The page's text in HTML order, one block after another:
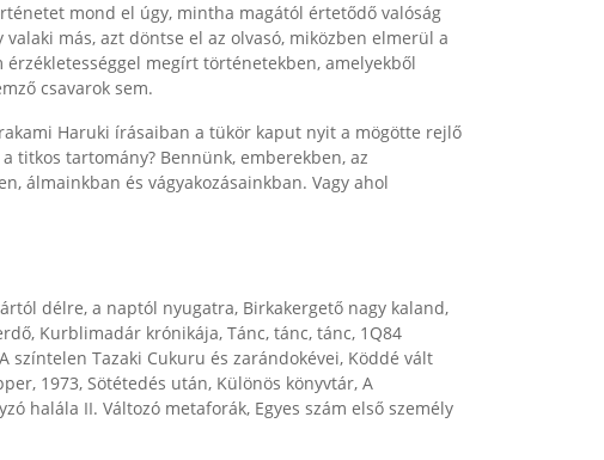
mond el úgy, mintha magától értetődő valóság
más, azt döntse el az olvasó, miközben elmerül a
megírt történetekben, amelyekből
csavarok sem.
Haruki írásaiban a tükör kaput nyit a mögötte rejlő
titkos tartomány? Bennünk, emberekben, az
álmainkban és vágyakozásainkban. Vagy ahol
délre, a naptól nyugatra, Birkakergető nagy kaland,
Kurblimadár krónikája, Tánc, tánc, tánc, 1Q84
Tazaki Cukuru és zarándokévei, Köddé vált
1973, Sötétedés után, Különös könyvtár, A
halála II. Változó metaforák, Egyes szám első személy